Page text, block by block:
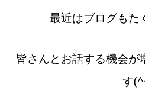
最近はブログもた
皆さんとお話する機会
す